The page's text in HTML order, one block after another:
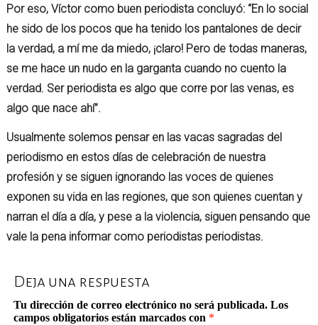
Por eso, Víctor como buen periodista concluyó: “En lo social
he sido de los pocos que ha tenido los pantalones de decir
la verdad, a mí me da miedo, ¡claro! Pero de todas maneras,
se me hace un nudo en la garganta cuando no cuento la
verdad. Ser periodista es algo que corre por las venas, es
algo que nace ahí”.
Usualmente solemos pensar en las vacas sagradas del
periodismo en estos días de celebración de nuestra
profesión y se siguen ignorando las voces de quienes
exponen su vida en las regiones, que son quienes cuentan y
narran el día a día, y pese a la violencia, siguen pensando que
vale la pena informar como periodistas periodistas.
Deja una respuesta
Tu dirección de correo electrónico no será publicada. Los
campos obligatorios están marcados con *